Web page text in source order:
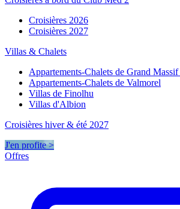
Croisières 2026
Croisières 2027
Villas & Chalets
Appartements-Chalets de Grand
Appartements-Chalets de Valmorel
Villas de Finolhu
Villas d'Albion
Croisières hiver & été 2027
J'en profite >
Offres